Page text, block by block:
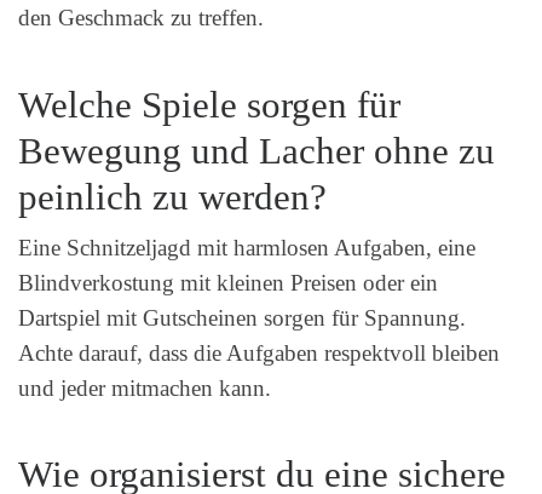
den Geschmack zu treffen.
Welche Spiele sorgen für
Bewegung und Lacher ohne zu
peinlich zu werden?
Eine Schnitzeljagd mit harmlosen Aufgaben, eine
Blindverkostung mit kleinen Preisen oder ein
Dartspiel mit Gutscheinen sorgen für Spannung.
Achte darauf, dass die Aufgaben respektvoll bleiben
und jeder mitmachen kann.
Wie organisierst du eine sichere